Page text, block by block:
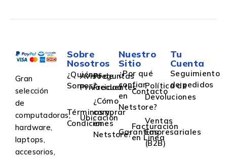
Gran
selección
de
computadoras,
hardware,
laptops,
accesorios,
Sobre
Nosotros
¿Quiénes
Somos?
Aviso de
Privacidad
Preguntas
Frecuentes
Términos y
Condiciones
Ubicación
¿Cómo
comprar
en
Netstore?
Nuestro
Sitio
¿Por qué
confiar
en
Netstore?
Contacto
Política de
Devoluciones
Garantías
Facturación
en Linea
Ventas
Empresariales
(B2B)
Tu
Cuenta
Seguimiento
de pedidos